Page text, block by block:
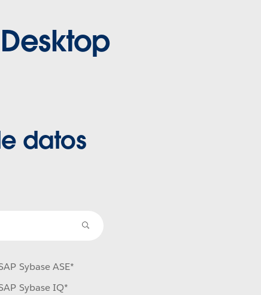
datos
Sybase ASE*
Sybase IQ*